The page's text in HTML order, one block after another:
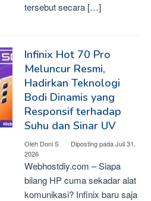
tersebut secara […]
Infinix Hot 70 Pro
Meluncur Resmi,
Hadirkan Teknologi
Bodi Dinamis yang
Responsif terhadap
Suhu dan Sinar UV
Oleh Doni S Diposting padaJuli 31,
2026
Webhostdiy.com – Siapa
bilang HP cuma sekadar alat
komunikasi? Infinix baru saja